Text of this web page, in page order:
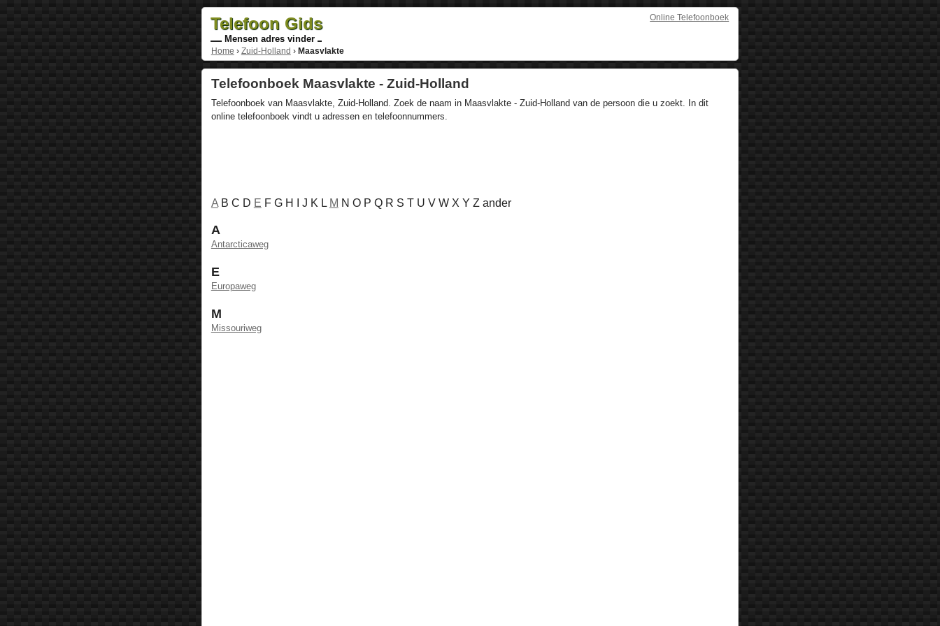
Online Telefoonboek
Telefoon Gids
Mensen adres vinder
Home › Zuid-Holland › Maasvlakte
Telefoonboek Maasvlakte - Zuid-Holland
Telefoonboek van Maasvlakte, Zuid-Holland. Zoek de naam in Maasvlakte - Zuid-Holland van de persoon die u zoekt. In dit
online telefoonboek vindt u adressen en telefoonnummers.
AB C D E F G H I J K L M N O P Q R S T U V W X Y Z ander
A
Antarcticaweg
E
Europaweg
M
Missouriweg